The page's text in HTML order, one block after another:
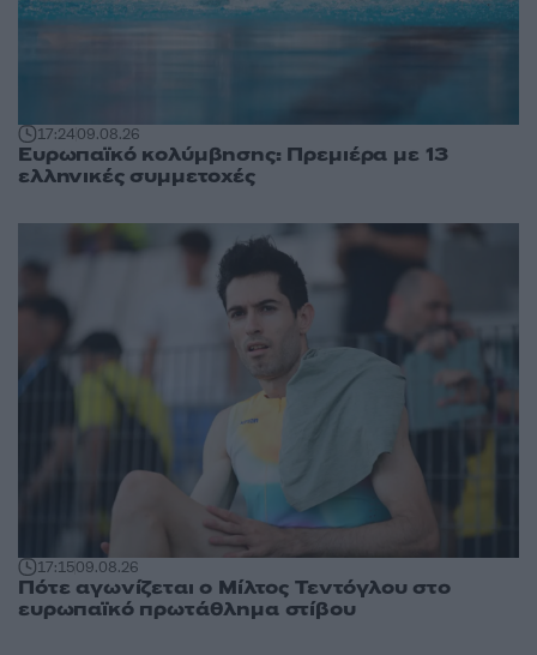
17:2409.08.26
Ευρωπαϊκό κολύμβησης: Πρεμιέρα με 13
ελληνικές συμμετοχές
17:1509.08.26
Πότε αγωνίζεται ο Μίλτος Τεντόγλου στο
ευρωπαϊκό πρωτάθλημα στίβου